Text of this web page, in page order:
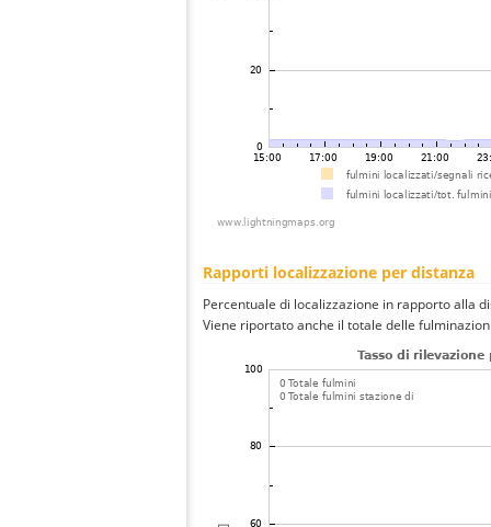
Rapporti localizzazione per distanza
Percentuale di localizzazione in rapporto alla
Viene riportato anche il totale delle